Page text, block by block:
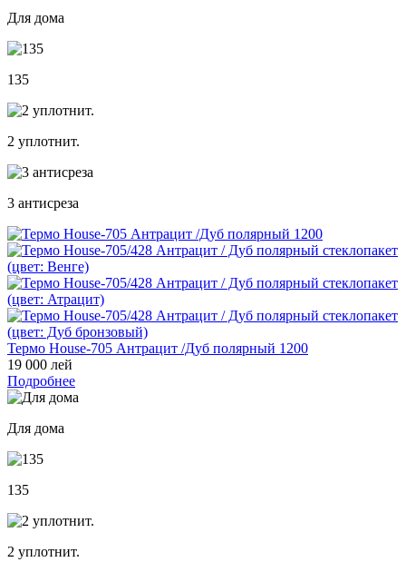
Для дома
135
2 уплотнит.
3 антисреза
Термо House-705 Антрацит /Дуб полярный 1200
19 000 лей
Подробнее
Для дома
135
2 уплотнит.